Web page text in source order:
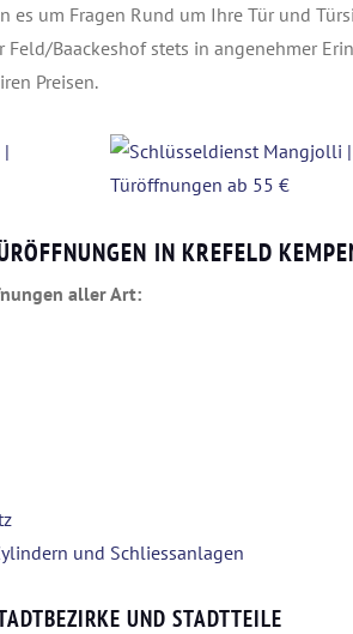
es um Fragen Rund um Ihre Tür und
Feld/Baackeshof stets in angenehmer
Preisen.
IN KREFELD
aller Art:
und Schliessanlagen
UND STADTTEILE